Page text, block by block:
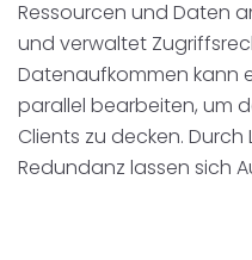
Ressourcen und Daten
und verwaltet
Datenaufkommen kann
parallel bearbeiten, um
Clients zu decken.
Redundanz lassen sich